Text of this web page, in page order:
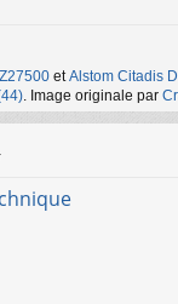
etAlstom Citadis
. Image originale par